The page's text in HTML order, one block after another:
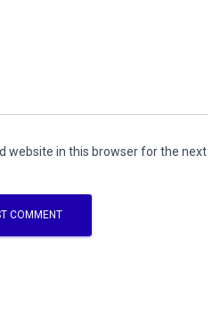
website in this browser for the next